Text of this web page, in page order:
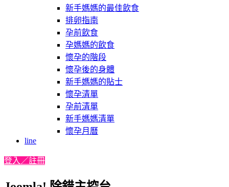
新手媽媽的最佳飲食
排卵指南
孕前飲食
孕媽媽的飲食
懷孕的階段
懷孕後的身體
新手媽媽的貼士
懷孕清單
孕前清單
新手媽媽清單
懷孕月曆
line
登入／註冊